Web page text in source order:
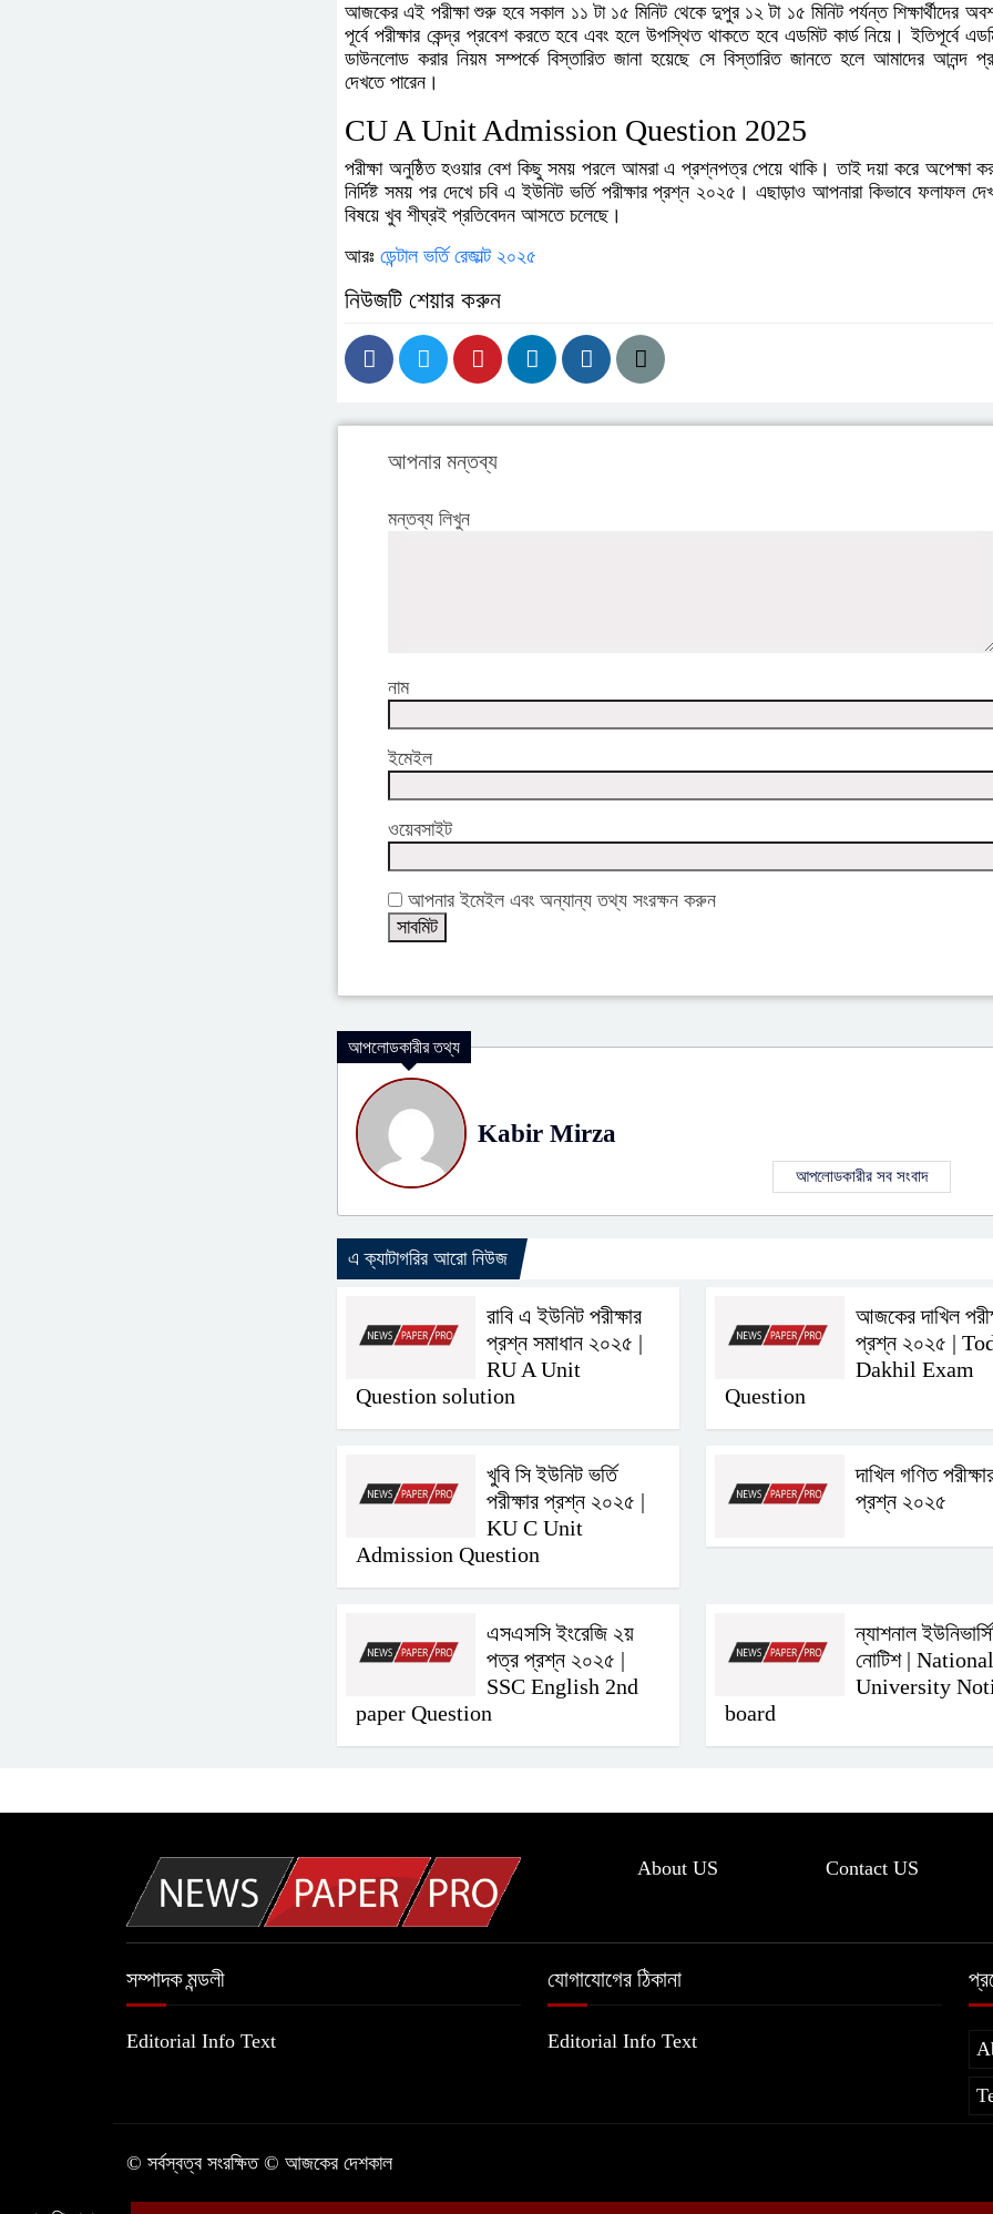
আজকের এই পরীক্ষা শুরু হবে সকাল ১১ টা ১৫ মিনিট থেকে দুপুর ১২ টা ১৫ মিনিট পর্যন্ত শিক্ষার্থীদের
পূর্বে পরীক্ষার কেন্দ্র প্রবেশ করতে হবে এবং হলে উপস্থিত থাকতে হবে এডমিট কার্ড নিয়ে। ইতিপূর্বে
ডাউনলোড করার নিয়ম সম্পর্কে বিস্তারিত জানা হয়েছে সে বিস্তারিত জানতে হলে আমাদের আনন্দ
দেখতে পারেন।
CU A Unit Admission Question 2025
পরীক্ষা অনুষ্ঠিত হওয়ার বেশ কিছু সময় পরলে আমরা এ প্রশ্নপত্র পেয়ে থাকি। তাই দয়া করে অপেক্ষা
নির্দিষ্ট সময় পর দেখে চবি এ ইউনিট ভর্তি পরীক্ষার প্রশ্ন ২০২৫। এছাড়াও আপনারা কিভাবে ফলাফল
বিষয়ে খুব শীঘ্রই প্রতিবেদন আসতে চলেছে।
আরঃ ডেন্টাল ভর্তি রেজাল্ট ২০২৫
নিউজটি শেয়ার করুন
আপনার মন্তব্য
মন্তব্য লিখুন
নাম
ইমেইল
ওয়েবসাইট
আপনার ইমেইল এবং অন্যান্য তথ্য সংরক্ষন করুন
আপলোডকারীর তথ্য
Kabir Mirza
আপলোডকারীর সব সংবাদ
এ ক্যাটাগরির আরো নিউজ
রাবি এ ইউনিট পরীক্ষার
প্রশ্ন সমাধান ২০২৫ |
RU A Unit
Question solution
আজকের দাখিল
প্রশ্ন ২০২৫ |
Dakhil Exam
Question
খুবি সি ইউনিট ভর্তি
পরীক্ষার প্রশ্ন ২০২৫ |
KU C Unit
Admission Question
দাখিল গণিত
প্রশ্ন ২০২৫
এসএসসি ইংরেজি ২য়
পত্র প্রশ্ন ২০২৫ |
SSC English‌ 2nd
paper Question
ন্যাশনাল
নোটিশ | National
University
board
About US Contact US
সম্পাদক মন্ডলী
Editorial Info Text
যোগাযোগের ঠিকানা
Editorial Info Text
© সর্বস্বত্ব সংরক্ষিত © আজকের দেশকাল